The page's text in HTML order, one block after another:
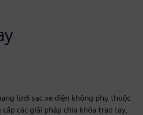
lưới sạc xe điện không phụ thuộc
các giải pháp chìa khóa trao tay,